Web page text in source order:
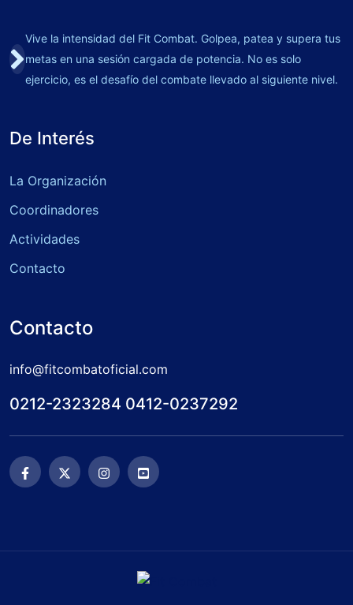
Vive la intensidad del Fit Combat. Golpea, patea y supera tus
metas en una sesión cargada de potencia. No es solo
ejercicio, es el desafío del combate llevado al siguiente nivel.
De Interés
La Organización
Coordinadores
Actividades
Contacto
Contacto
info@fitcombatoficial.com
0212-2323284 0412-0237292